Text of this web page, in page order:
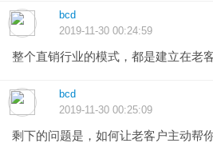
bcd
2019-11-30 00:24:59
整个直销行业的模式，都是建立在老
bcd
2019-11-30 00:25:09
剩下的问题是，如何让老客户主动帮